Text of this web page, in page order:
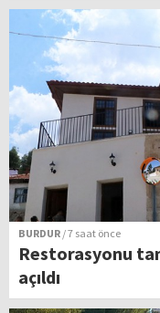
BURDUR / 7 saat önce
Restorasyonu
açıldı